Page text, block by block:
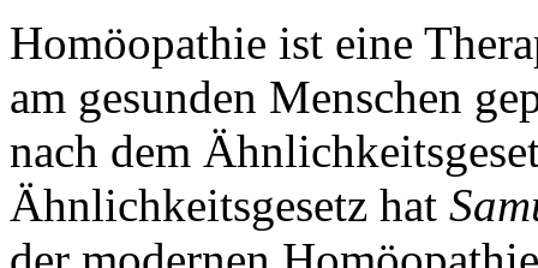
Homöopathie ist eine
am gesunden Menschen
nach dem
Ähnlichkeitsgesetz hat